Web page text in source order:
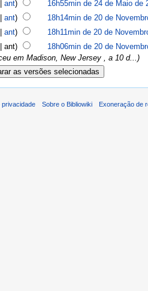
|ant) 16h55min de 24 de Maio de
|ant) 18h14min de 20 de
|ant) 18h11min de 20 de
| ant) 18h06min de 20 de
em Madison, New Jersey , a 10 d...)
privacidade Sobre o Bibliowiki Exoneração de